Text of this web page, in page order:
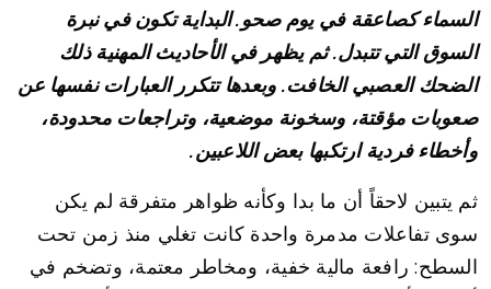
السماء كصاعقة في يوم صحو. البداية تكون في نبرة
السوق التي تتبدل. ثم يظهر في الأحاديث المهنية ذلك
الضحك العصبي الخافت. وبعدها تتكرر العبارات نفسها عن
صعوبات مؤقتة، وسخونة موضعية، وتراجعات محدودة،
وأخطاء فردية ارتكبها بعض اللاعبين.
ثم يتبين لاحقاً أن ما بدا وكأنه ظواهر متفرقة لم يكن
سوى تفاعلات مدمرة واحدة كانت تغلي منذ زمن تحت
السطح: رافعة مالية خفية، ومخاطر معتمة، وتضخم في